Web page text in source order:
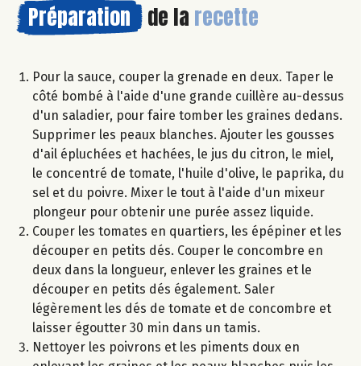
Préparation de la recette
Pour la sauce, couper la grenade en deux. Taper le
côté bombé à l'aide d'une grande cuillère au-dessus
d'un saladier, pour faire tomber les graines dedans.
Supprimer les peaux blanches. Ajouter les gousses
d'ail épluchées et hachées, le jus du citron, le miel,
le concentré de tomate, l'huile d'olive, le paprika, du
sel et du poivre. Mixer le tout à l'aide d'un mixeur
plongeur pour obtenir une purée assez liquide.
Couper les tomates en quartiers, les épépiner et les
découper en petits dés. Couper le concombre en
deux dans la longueur, enlever les graines et le
découper en petits dés également. Saler
légèrement les dés de tomate et de concombre et
laisser égoutter 30 min dans un tamis.
Nettoyer les poivrons et les piments doux en